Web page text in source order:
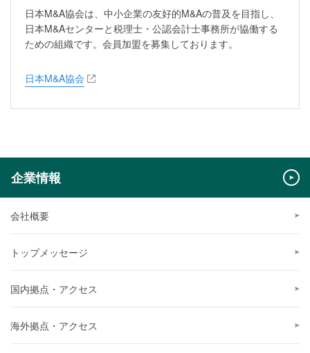
日本M&A協会は、中小企業の友好的M&Aの普及を目指し、
日本M&Aセンターと税理士・公認会計士事務所が協働する
ための組織です。会員加盟を募集しております。
日本M&A協会
企業情報
会社概要
トップメッセージ
国内拠点・アクセス
海外拠点・アクセス